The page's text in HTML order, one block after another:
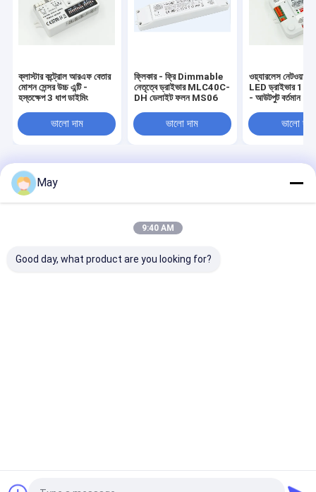
ক্লাস্টার কন্ট্রোল আরএফ বেতার
মোশন সেন্সর উচ্চ এন্টি -
হস্তক্ষেপ 3 ধাপ ডাইমিং
ভালো দাম
ফ্লিকার - ফ্রি Dimmable
নেতৃত্বে ড্রাইভার MLC40C-
DH ডেলাইট ফলন MS06
ভালো দাম
ওয়্যারলেস নেটওয়ার্কিং
LED ড্রাইভার 18w
- আউটপুট বর্তমান
ভালো দাম
সাইট ম্যাপ
Privacy Policy
চীন কারখানা.Copyright © 2026 Shenzhen
Merrytek Technology Co., Ltd.. All Rights Reserved.
May
9:40 AM
Good day, what product are you looking for?